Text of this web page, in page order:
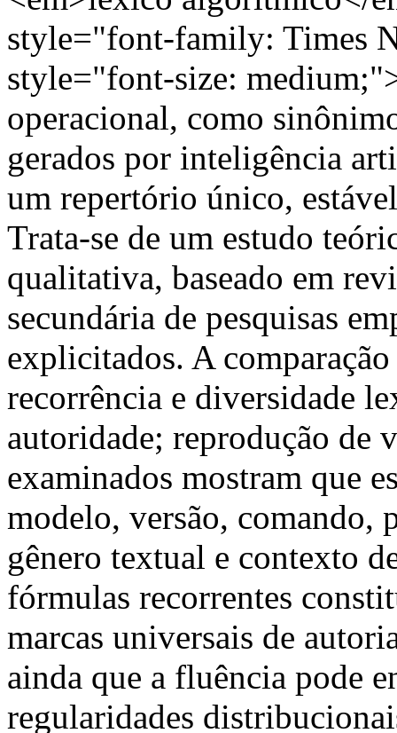
style="font-family: Times
style="font-size:
operacional, como
gerados por inteligência
um repertório único,
Trata-se de um estudo
qualitativa, baseado em
secundária de pesquisas
explicitados. A
recorrência e diversidade
autoridade; reprodução de
examinados mostram que
modelo, versão, comando,
gênero textual e contexto
fórmulas recorrentes
marcas universais de
ainda que a fluência pode
regularidades